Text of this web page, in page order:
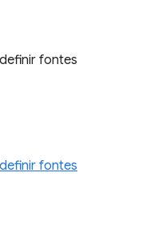
fontes
definir fontes